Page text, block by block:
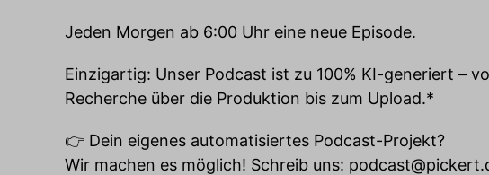
Jeden Morgen ab 6:00 Uhr eine neue Episode.
Einzigartig: Unser Podcast ist zu 100% KI-generiert –
Recherche über die Produktion bis zum Upload.*
👉 Dein eigenes automatisiertes Podcast-Projekt?
Wir machen es möglich! Schreib uns: